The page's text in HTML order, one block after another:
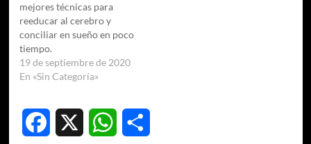
mejores técnicas para
reeducar al cerebro y
conciliar en sueño en poco
tiempo.
19 de septiembre de 2020
En «Sin Categoría»
Facebook WhatsApp